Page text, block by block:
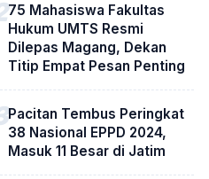
75 Mahasiswa Fakultas
Hukum UMTS Resmi
Dilepas Magang, Dekan
Titip Empat Pesan Penting
Pacitan Tembus Peringkat
38 Nasional EPPD 2024,
Masuk 11 Besar di Jatim